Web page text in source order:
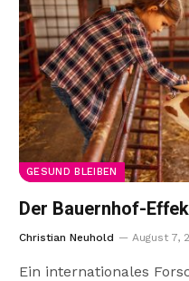
GESUND BLEIBEN
Der Bauernhof-
Christian Neuhold August 7,
Ein internationales